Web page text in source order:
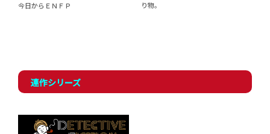
今日からＥＮＦＰ
り物。
連作シリーズ